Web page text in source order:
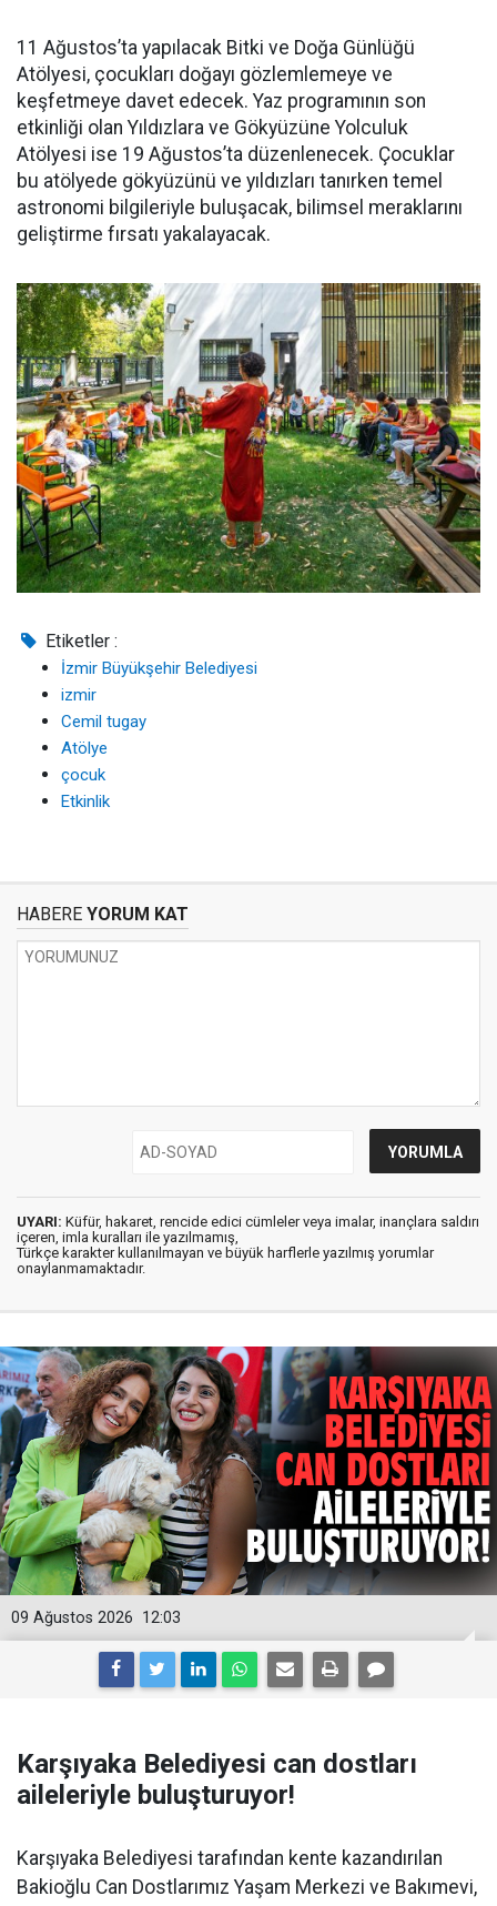
11 Ağustos’ta yapılacak Bitki ve Doğa Günlüğü
Atölyesi, çocukları doğayı gözlemlemeye ve
keşfetmeye davet edecek. Yaz programının son
etkinliği olan Yıldızlara ve Gökyüzüne Yolculuk
Atölyesi ise 19 Ağustos’ta düzenlenecek. Çocuklar
bu atölyede gökyüzünü ve yıldızları tanırken temel
astronomi bilgileriyle buluşacak, bilimsel meraklarını
geliştirme fırsatı yakalayacak.
Etiketler :
İzmir Büyükşehir Belediyesi
izmir
Cemil tugay
Atölye
çocuk
Etkinlik
HABERE YORUM KAT
UYARI: Küfür, hakaret, rencide edici cümleler veya imalar, inançlara saldırı
içeren, imla kuralları ile yazılmamış,
Türkçe karakter kullanılmayan ve büyük harflerle yazılmış yorumlar
onaylanmamaktadır.
12:03
09 Ağustos 2026
Karşıyaka Belediyesi can dostları
aileleriyle buluşturuyor!
Karşıyaka Belediyesi tarafından kente kazandırılan
Bakioğlu Can Dostlarımız Yaşam Merkezi ve Bakımevi,